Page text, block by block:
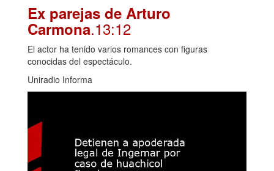
Ex parejas de Arturo
Carmona.13:12
El actor ha tenido varios romances con figuras
conocidas del espectáculo.
Uniradio Informa